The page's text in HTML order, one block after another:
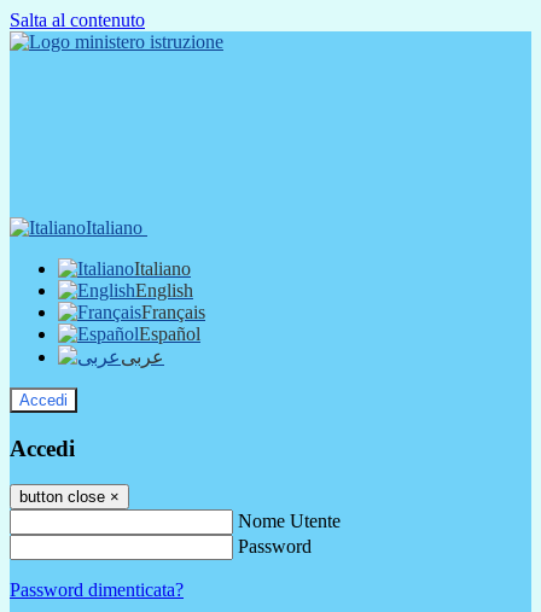
Salta al contenuto
Italiano
Italiano
English
Français
Español
عربى
Accedi
Accedi
button close ×
Nome Utente
Password
Password dimenticata?